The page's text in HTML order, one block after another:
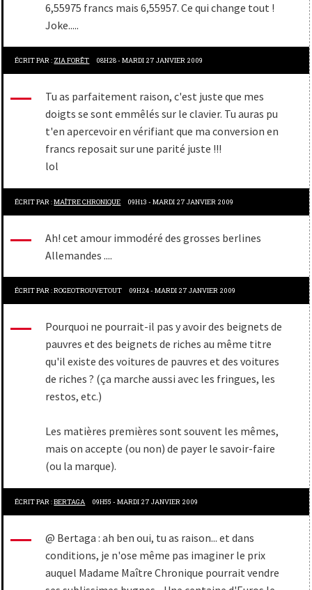
6,55975 francs mais 6,55957. Ce qui change tout !
Joke.....
ÉCRIT PAR : ZIA FORÊT 08H28-MARDI 27 JANVIER 2009
Tu as parfaitement raison, c'est juste que mes
doigts se sont emmêlés sur le clavier. Tu auras pu
t'en apercevoir en vérifiant que ma conversion en
francs reposait sur une parité juste !!!
lol
ÉCRIT PAR :MAÎTRE CHRONIQUE 09H13 -MARDI 27 JANVIER 2009
Ah! cet amour immodéré des grosses berlines
Allemandes ....
ÉCRIT PAR :ROGEOTROUVETOUT 09H24-MARDI 27 JANVIER 2009
Pourquoi ne pourrait-il pas y avoir des beignets de
pauvres et des beignets de riches au même titre
qu'il existe des voitures de pauvres et des voitures
de riches ? (ça marche aussi avec les fringues, les
restos, etc.)
Les matières premières sont souvent les mêmes,
mais on accepte (ou non) de payer le savoir-faire
(ou la marque).
ÉCRIT PAR :BERTAGA 09H55 -MARDI 27 JANVIER 2009
@ Bertaga : ah ben oui, tu as raison... et dans
conditions, je n'ose même pas imaginer le prix
auquel Madame Maître Chronique pourrait vendre